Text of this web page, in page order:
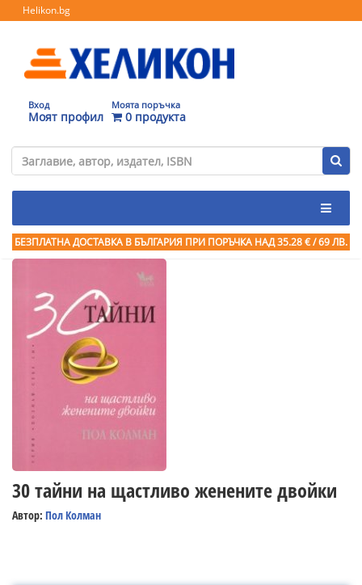
Helikon.bg
Вход
Моят профил
Моята поръчка
0 продукта
БЕЗПЛАТНА ДОСТАВКА В БЪЛГАРИЯ ПРИ ПОРЪЧКА НАД 35.28 € / 69 ЛВ.
30 тайни на щастливо женените двойки
Автор: Пол Колман